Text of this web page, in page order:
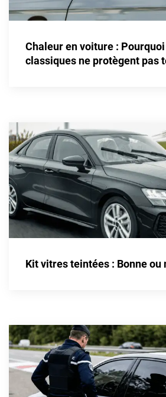
Chaleur en voiture :
classiques ne protègent pas
Kit vitres teintées : Bonne ou